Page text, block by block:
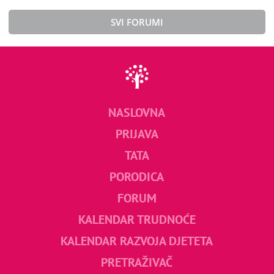
SVI FORUMI
NASLOVNA
PRIJAVA
TATA
PORODICA
FORUM
KALENDAR TRUDNOĆE
KALENDAR RAZVOJA DJETETA
PRETRAŽIVAČ